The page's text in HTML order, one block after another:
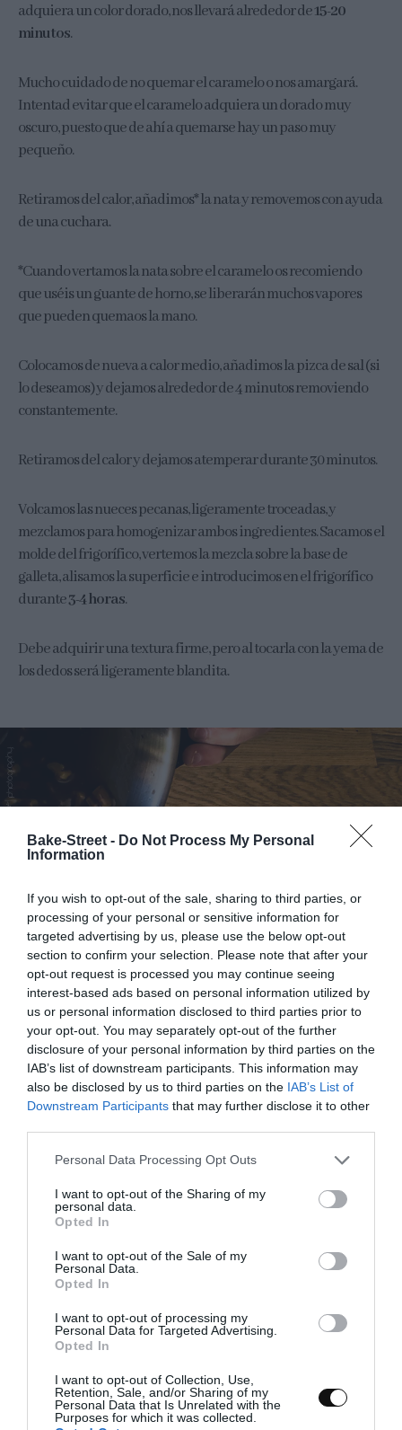
Bake-Street - Do Not Process My Personal
Information
If you wish to opt-out of the sale, sharing to third parties, or
processing of your personal or sensitive information for
targeted advertising by us, please use the below opt-out
section to confirm your selection. Please note that after your
opt-out request is processed you may continue seeing
interest-based ads based on personal information utilized by
us or personal information disclosed to third parties prior to
your opt-out. You may separately opt-out of the further
disclosure of your personal information by third parties on the
IAB’s list of downstream participants. This information may
also be disclosed by us to third parties on the IAB’s List of
Downstream Participants that may further disclose it to other
Please note that this website/app uses one or more Google
not limited to your visit or usage behaviour. You may click to
grant or deny consent to Google and its third-party tags to
use your data for below specified purposes in below Google
consent section.
Personal Data Processing Opt Outs
I want to opt-out of the Sharing of my
personal data.
Opted In
I want to opt-out of the Sale of my
Personal Data.
Opted In
I want to opt-out of processing my
Personal Data for Targeted Advertising.
Opted In
I want to opt-out of Collection, Use,
Retention, Sale, and/or Sharing of my
Personal Data that Is Unrelated with the
Purposes for which it was collected.
adquiera un color dorado, nos llevará alrededor de15-20
minutos.
Mucho cuidado de no quemar el caramelo o nos amargará.
Intentad evitar que el caramelo adquiera un dorado muy
oscuro, puesto que de ahí a quemarse hay un paso muy
pequeño.
Retiramos del calor, añadimos* la nata y removemos con ayuda
de una cuchara.
*Cuando vertamos la nata sobre el caramelo os recomiendo
que uséis un guante de horno, se liberarán muchos vapores
que pueden quemaos la mano.
Colocamos de nueva a calor medio, añadimos la pizca de sal (si
lo deseamos) y dejamos alrededor de 4 minutos removiendo
constantemente.
Retiramos del calor y dejamos atemperar durante 30 minutos.
Volcamos las nueces pecanas, ligeramente troceadas, y
mezclamos para homogenizar ambos ingredientes. Sacamos el
molde del frigorífico, vertemos la mezcla sobre la base de
galleta, alisamos la superficie e introducimos en el frigorífico
durante3-4 horas.
Debe adquirir una textura firme, pero al tocarla con la yema de
los dedos será ligeramente blandita.
Preparamos la fina capa de chocolate que separa el toffee
de la cheesecake.